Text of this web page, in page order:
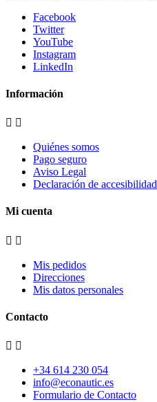
Facebook
Twitter
YouTube
Instagram
LinkedIn
Información
 
Quiénes somos
Pago seguro
Aviso Legal
Declaración de accesibilidad
Mi cuenta
 
Mis pedidos
Direcciones
Mis datos personales
Contacto
 
+34 614 230 054
info@econautic.es
Formulario de Contacto